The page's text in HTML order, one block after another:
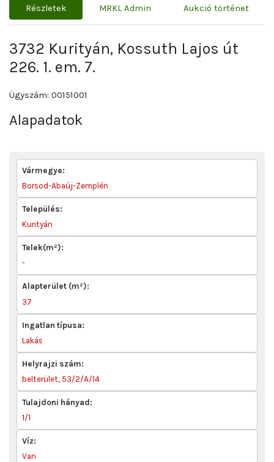
Részletek MRKL Admin Aukció történet
3732 Kurityán, Kossuth Lajos út
226. 1. em. 7.
Ügyszám: 00151001
Alapadatok
Vármegye:
Borsod-Abaúj-Zemplén
Település:
Kurityán
Telek(m²):
-
Alapterület (m²):
37
Ingatlan típusa:
Lakás
Helyrajzi szám:
belterület, 53/2/A/14
Tulajdoni hányad:
1/1
Víz:
Van